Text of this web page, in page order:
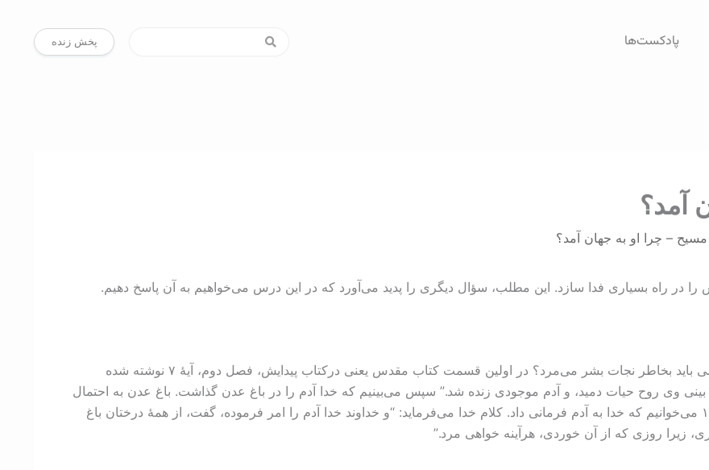
پخش زنده پادکست‌ها
آمد؟
– چرا او به جهان آمد؟
در راه بسیاری فدا سازد. این مطلب، سؤال دیگری را پدید می‌آورد که در این درس می‌خواهیم به آن پاسخ دهیم.
دومین سؤالی که نیاز به پاسخ دارد این است که، چرا عیسی باید بخاطر نجات بشر می‌مرد؟ در اولین قسمت کتاب مقدس یعنی درکتاب پیدایش، فصل دوم، آیۀ ۷ نوشته شده
وی روح حیات دمید، و آدم موجودی زنده شد.” سپس می‌بینیم که خدا آدم را در باغ عدن گذاشت. باغ عدن به احتمال
زیاد در عراق کنونی قرار داشته است. بعد در آیات ۱۶ و ۱۷ می‌خوانیم که خدا به آدم فرمانی داد. کلام خدا می‌فرماید: “و خداوند خدا آدم را امر فرموده، گفت، از همۀ درختان باغ
زیرا روزی که از آن خوردی، هر‌آینه خواهی مرد.”